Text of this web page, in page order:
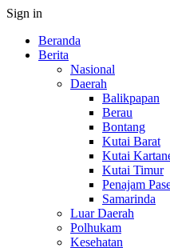
Sign in
Beranda
Berita
Nasional
Daerah
Balikpapan
Berau
Bontang
Kutai Barat
Kutai
Kutai Timur
Penajam
Samarinda
Luar Daerah
Polhukam
Kesehatan